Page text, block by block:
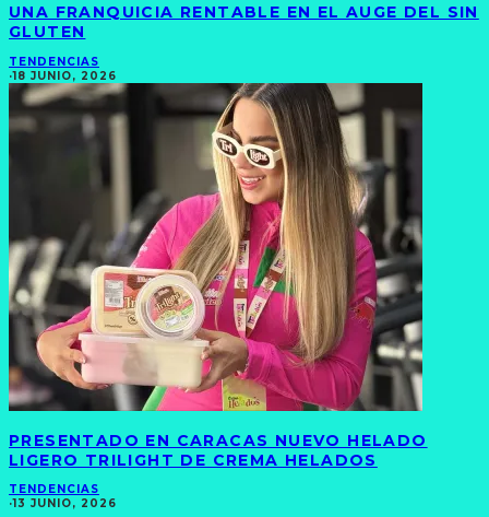
UNA FRANQUICIA RENTABLE EN EL AUGE DEL SIN
GLUTEN
TENDENCIAS
·18 JUNIO, 2026
PRESENTADO EN CARACAS NUEVO HELADO
LIGERO TRILIGHT DE CREMA HELADOS
TENDENCIAS
·13 JUNIO, 2026